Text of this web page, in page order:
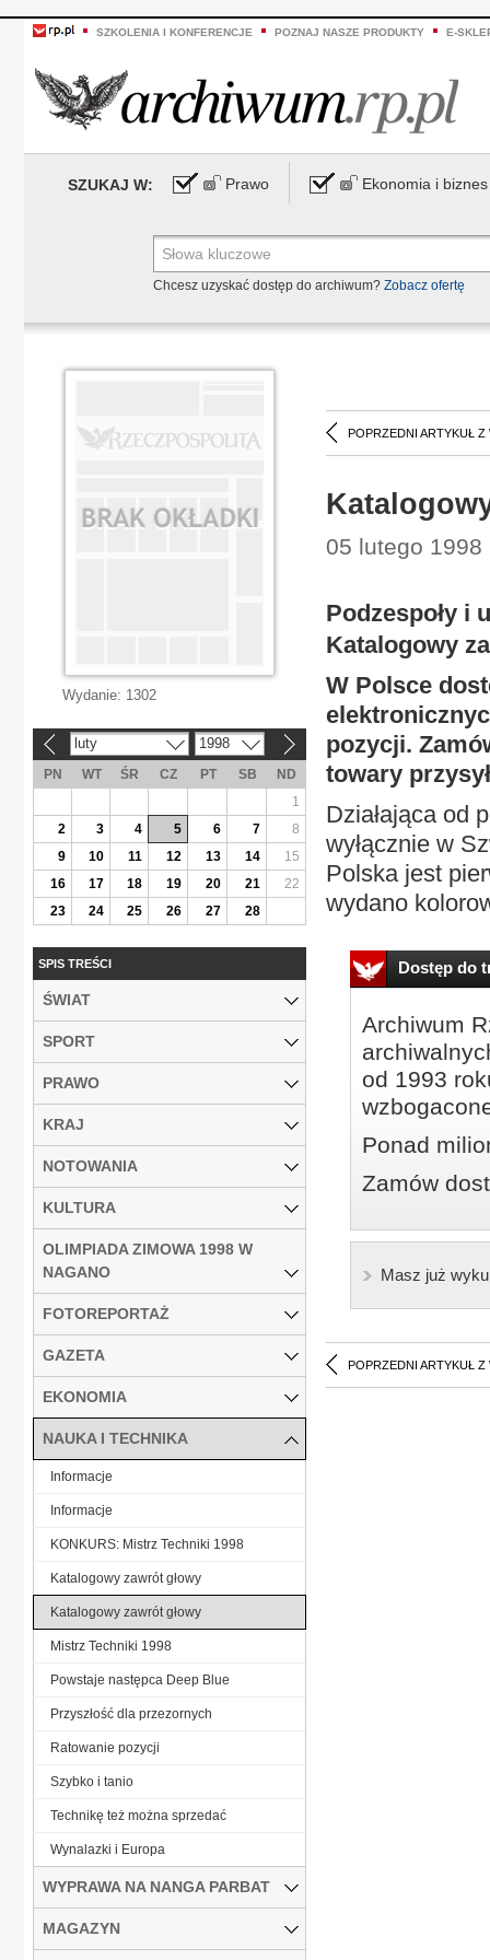
SZKOLENIA I KONFERENCJE POZNAJ NASZE PRODUKTY E-
SZUKAJ W: Prawo Ekonomia i biznes
Chcesz uzyskać dostęp do archiwum? Zobacz ofertę
POPRZEDNI ARTYKUŁ Z
05 lutego 1998
Podzespoły i
Katalogowy
W Polsce
pozycji.
towary
Działająca od
wyłącznie w
Polska jest
wydano
Dostęp do
Archiwum
od 1993
Ponad
Zamów
Masz już
POPRZEDNI ARTYKUŁ Z
Wydanie: 1302
luty 1998
PN WT ŚR CZ PT SB
ND
1
2
3 4 5 6 7
8
9
10 11 12 13 14
15
16
17 18 19 20 21
22
23
24 25 26 27 28
SPIS TREŚCI
ŚWIAT
SPORT
PRAWO
KRAJ
NOTOWANIA
KULTURA
OLIMPIADA ZIMOWA 1998 W
NAGANO
FOTOREPORTAŻ
GAZETA
EKONOMIA
NAUKA I TECHNIKA
Informacje
Informacje
KONKURS: Mistrz Techniki 1998
Katalogowy zawrót głowy
Katalogowy zawrót głowy
Mistrz Techniki 1998
Powstaje następca Deep Blue
Przyszłość dla przezornych
Ratowanie pozycji
Szybko i tanio
Technikę też można sprzedać
Wynalazki i Europa
WYPRAWA NA NANGA PARBAT
MAGAZYN